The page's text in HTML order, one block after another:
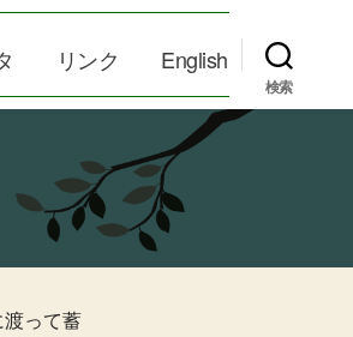
リンク English
検索
って蓄